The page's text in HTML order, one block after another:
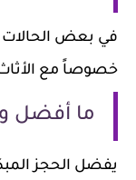
في بعض الحالات
خصوصاً مع الأثاث
ما أفضل
يفضل الحجز